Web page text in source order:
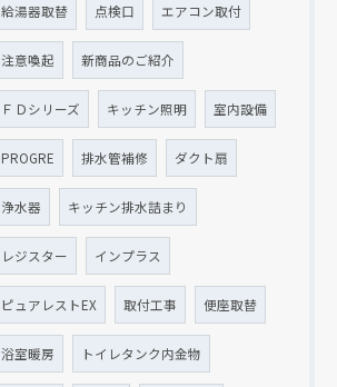
給湯器取替 点検口 エアコン取付
注意喚起 新商品のご紹介
ＦＤシリーズ キッチン照明 室内設備
PROGRE 排水管補修 ダクト扇
浄水器 キッチン排水詰まり
レジスター インプラス
ピュアレストEX 取付工事 便座取替
浴室暖房 トイレタンク内金物